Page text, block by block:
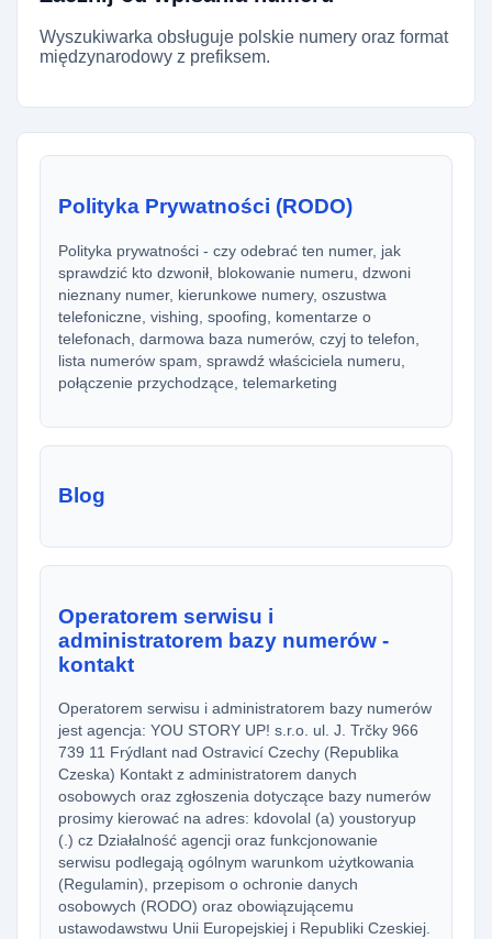
Wyszukiwarka obsługuje polskie numery oraz format
międzynarodowy z prefiksem.
Polityka Prywatności (RODO)
Polityka prywatności - czy odebrać ten numer, jak
sprawdzić kto dzwonił, blokowanie numeru, dzwoni
nieznany numer, kierunkowe numery, oszustwa
telefoniczne, vishing, spoofing, komentarze o
telefonach, darmowa baza numerów, czyj to telefon,
lista numerów spam, sprawdź właściciela numeru,
połączenie przychodzące, telemarketing
Blog
Operatorem serwisu i
administratorem bazy numerów -
kontakt
Operatorem serwisu i administratorem bazy numerów
jest agencja: YOU STORY UP! s.r.o. ul. J. Trčky 966
739 11 Frýdlant nad Ostravicí Czechy (Republika
Czeska) Kontakt z administratorem danych
osobowych oraz zgłoszenia dotyczące bazy numerów
prosimy kierować na adres: kdovolal (a) youstoryup
(.) cz Działalność agencji oraz funkcjonowanie
serwisu podlegają ogólnym warunkom użytkowania
(Regulamin), przepisom o ochronie danych
osobowych (RODO) oraz obowiązującemu
ustawodawstwu Unii Europejskiej i Republiki Czeskiej.